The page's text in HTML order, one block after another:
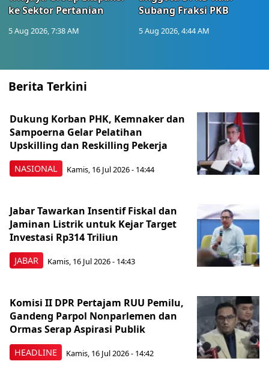
ke Sektor Pertanian
5 Aug 2026, 7:38 AM
Subang Fraksi PKB
5 Aug 2026, 4:44 AM
Berita Terkini
NASIONAL
Dukung Korban PHK, Kemnaker dan
Sampoerna Gelar Pelatihan
Upskilling dan Reskilling Pekerja
Kamis, 16 Jul 2026 - 14:44
JABAR
Jabar Tawarkan Insentif Fiskal dan
Jaminan Listrik untuk Kejar Target
Investasi Rp314 Triliun
Kamis, 16 Jul 2026 - 14:43
HEADLINE
Komisi II DPR Pertajam RUU Pemilu,
Gandeng Parpol Nonparlemen dan
Ormas Serap Aspirasi Publik
Kamis, 16 Jul 2026 - 14:42